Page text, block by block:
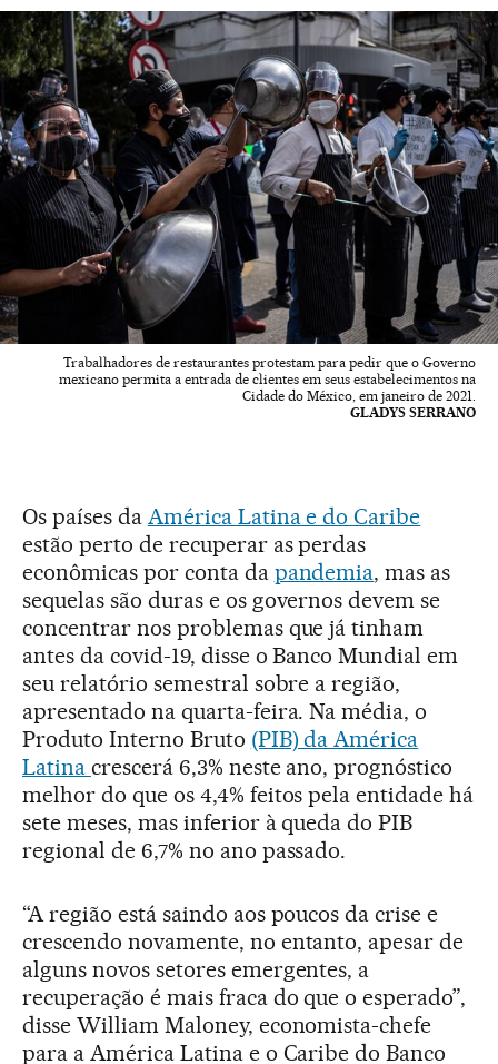
Trabalhadores de restaurantes protestam para pedir que o Governo
mexicano permita a entrada de clientes em seus estabelecimentos na
Cidade do México, em janeiro de 2021.
GLADYS SERRANO
Os países da América Latina e do Caribe
estão perto de recuperar as perdas
econômicas por conta da pandemia, mas as
sequelas são duras e os governos devem se
concentrar nos problemas que já tinham
antes da covid-19, disse o Banco Mundial em
seu relatório semestral sobre a região,
apresentado na quarta-feira. Na média, o
Produto Interno Bruto (PIB) da América
Latina crescerá 6,3% neste ano, prognóstico
melhor do que os 4,4% feitos pela entidade há
sete meses, mas inferior à queda do PIB
regional de 6,7% no ano passado.
“A região está saindo aos poucos da crise e
crescendo novamente, no entanto, apesar de
alguns novos setores emergentes, a
recuperação é mais fraca do que o esperado”,
disse William Maloney, economista-chefe
para a América Latina e o Caribe do Banco